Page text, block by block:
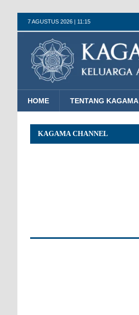
7 AGUSTUS 2026 | 11:15
HOME TENTANG KAGAMA
KAGAMA CHANNEL